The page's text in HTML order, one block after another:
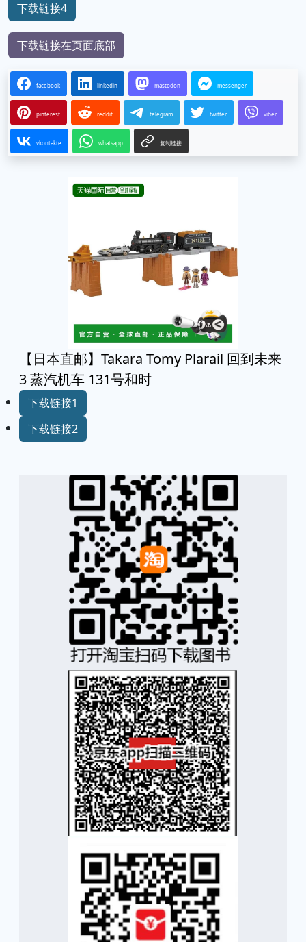
下载链接4
下载链接在页面底部
facebook linkedin mastodon messenger
pinterest reddit telegram twitter viber
vkontakte whatsapp 复制链接
【日本直邮】Takara Tomy Plarail 回到未来
3 蒸汽机车 131号和时
下载链接1
下载链接2